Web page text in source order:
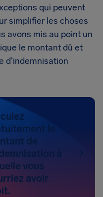
qui peuvent
simplifier les choses
avons mis au point un
le montant dû et
d'indemnisation
le
de
à
vous
avoir